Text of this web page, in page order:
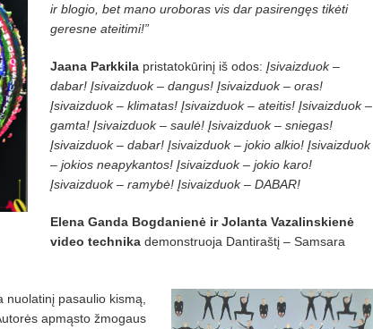
ir blogio, bet mano uroboras vis dar pasirengęs tikėti
geresne ateitimi!”
Jaana Parkkilapristatokūrinį iš odos: Įsivaizduok –
dabar! Įsivaizduok – dangus! Įsivaizduok – oras!
Įsivaizduok – klimatas! Įsivaizduok – ateitis! Įsivaizduok –
gamta! Įsivaizduok – saulė! Įsivaizduok – sniegas!
Įsivaizduok – dabar! Įsivaizduok – jokio alkio! Įsivaizduok
– jokios neapykantos! Įsivaizduok – jokio karo!
Įsivaizduok – ramybė! Įsivaizduok – DABAR!
Elena Ganda Bogdanienė ir Jolanta Vazalinskienė
video technikademonstruoja Dantiraštį – Samsara
pasaulio kismą,
apmąsto žmogaus